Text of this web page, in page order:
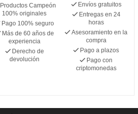
Productos Campeón
100% originales
Pago 100% seguro
Más de 60 años de
experiencia
Derecho de
devolución
Envíos gratuitos
Entregas en 24
horas
Asesoramiento en la
compra
Pago a plazos
Pago con
criptomonedas